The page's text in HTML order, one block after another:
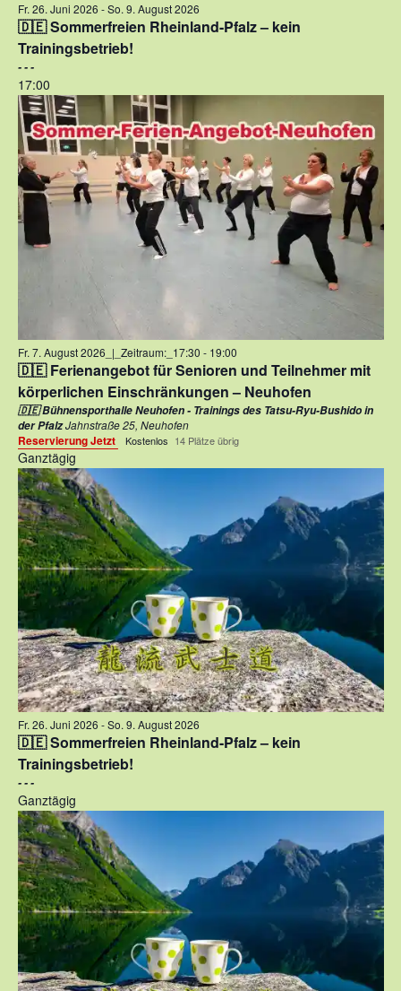
Fr. 26. Juni 2026 -So. 9. August 2026
🇩🇪 Sommerfreien Rheinland-Pfalz – kein
Trainingsbetrieb!
- - -
17:00
Fr. 7. August 2026_|_Zeitraum:_17:30 - 19:00
🇩🇪 Ferienangebot für Senioren und Teilnehmer mit
körperlichen Einschränkungen – Neuhofen
🇩🇪 Bühnensporthalle Neuhofen - Trainings des Tatsu-Ryu-Bushido in
der PfalzJahnstraße 25, Neuhofen
Reservierung Jetzt Kostenlos 14 Plätze übrig
Ganztägig
Fr. 26. Juni 2026 -So. 9. August 2026
🇩🇪 Sommerfreien Rheinland-Pfalz – kein
Trainingsbetrieb!
- - -
Ganztägig